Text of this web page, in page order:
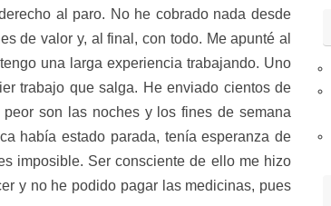
al paro. No he cobrado nada desde
de valor y, al final, con todo. Me apunté al
una larga experiencia trabajando. Uno
trabajo que salga. He enviado cientos de
son las noches y los fines de semana
había estado parada, tenía esperanza de
imposible. Ser consciente de ello me hizo
y no he podido pagar las medicinas, pues